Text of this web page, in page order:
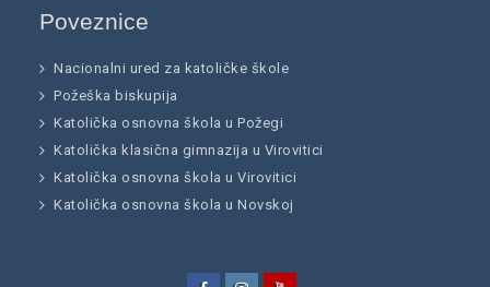
Poveznice
Nacionalni ured za katoličke škole
Požeška biskupija
Katolička osnovna škola u Požegi
Katolička klasična gimnazija u Virovitici
Katolička osnovna škola u Virovitici
Katolička osnovna škola u Novskoj